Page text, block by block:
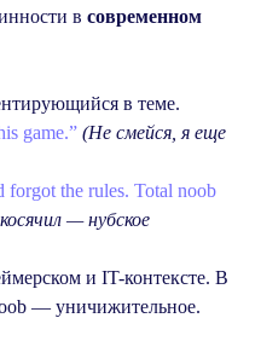
в современном
в теме.
game.” (Не смейся, я еще
forgot the rules. Total noob
— нубское
и IT-контексте. В
— уничижительное.